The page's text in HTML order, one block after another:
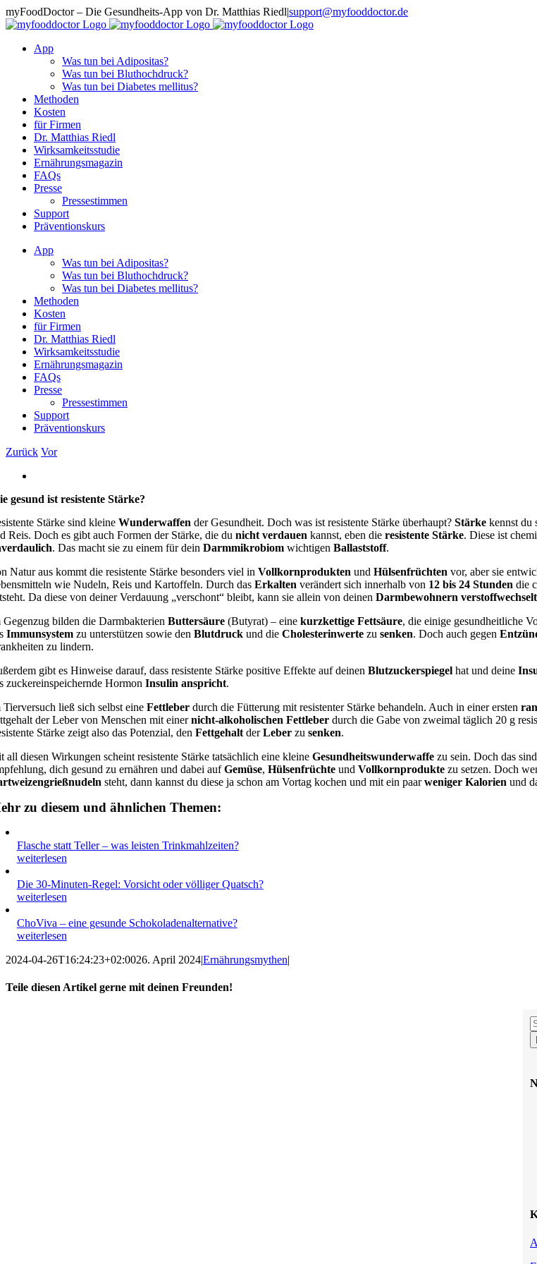
Zum
Inhalt
myFoodDoctor – Die Gesundheits-App von Dr. Matthias Riedl|support@myfooddoctor.de
E-
Facebook
Instagram
LinkedIn
App
Was tun bei Adipositas?
Was tun bei Bluthochdruck?
Was tun bei Diabetes mellitus?
Methoden
Kosten
für Firmen
Dr. Matthias Riedl
Wirksamkeitsstudie
Ernährungsmagazin
FAQs
Presse
Pressestimmen
Support
Präventionskurs
App
Was tun bei Adipositas?
Was tun bei Bluthochdruck?
Was tun bei Diabetes mellitus?
Methoden
Kosten
für Firmen
Dr. Matthias Riedl
Wirksamkeitsstudie
Ernährungsmagazin
FAQs
Presse
Pressestimmen
Support
Präventionskurs
Zurück Vor
Bild
gesund ist resistente Stärke?
Stärke sind kleine Wunderwaffen der Gesundheit. Doch was ist resistente Stärke überhaupt? Stärkekennst du
Reis. Doch es gibt auch Formen der Stärke, die du nicht verdauen kannst, eben die resistente Stärke. Diese ist
. Das macht sie zu einem für dein Darmmikrobiomwichtigen Ballaststoff.
Natur aus kommt die resistente Stärke besonders viel in Vollkornprodukten und Hülsenfrüchten vor, aber sie
wie Nudeln, Reis und Kartoffeln. Durch das Erkalten verändert sich innerhalb von 12 bis 24 Stunden die
Da diese von deiner Verdauung „verschont“ bleibt, kann sie allein von deinen Darmbewohnern verstoffwechselt
Gegenzug bilden die Darmbakterien Buttersäure(Butyrat) – eine kurzkettige Fettsäure, die einige gesundheitliche
Immunsystemzu unterstützen sowie den Blutdruckund die Cholesterinwertezu senken. Doch auch gegen
zu lindern.
gibt es Hinweise darauf, dass resistente Stärke positive Effekte auf deinen Blutzuckerspiegelhat und deine
zuckereinspeichernde Hormon Insulin anspricht.
Tierversuch ließ sich selbst eine Fettleberdurch die Fütterung mit resistenter Stärke behandeln. Auch in einer ersten
der Leber von Menschen mit einernicht-alkoholischen Fettleber durch die Gabe von zweimal täglich 20 g
Stärke zeigt also das Potenzial, den FettgehaltderLeberzu senken.
all diesen Wirkungen scheint resistente Stärke tatsächlich eine kleine Gesundheitswunderwaffezu sein. Doch das
dich gesund zu ernähren und dabei aufGemüse, Hülsenfrüchteund Vollkornproduktezu setzen. Doch
steht, dann kannst du diese ja schon am Vortag kochen und mit ein paarweniger Kalorien und
zu diesem und ähnlichen Themen:
Flasche statt Teller – was leisten Trinkmahlzeiten?
weiterlesen
Die 30-Minuten-Regel: Vorsicht oder völliger Quatsch?
weiterlesen
ChoViva – eine gesunde Schokoladenalternative?
weiterlesen
2024-04-26T16:24:23+02:0026. April 2024|Ernährungsmythen|
Teile diesen Artikel gerne mit deinen Freunden!